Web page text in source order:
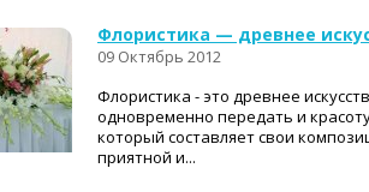
Флористика — древнее
09 Октябрь 2012
Флористика - это древнее
одновременно передать и
который составляет свои
приятной и...